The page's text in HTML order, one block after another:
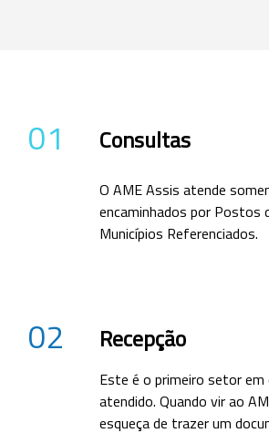
01 Consultas
O AME Assis atende
encaminhados por Postos
Municípios Referenciados.
02 Recepção
Este é o primeiro setor em
atendido. Quando vir ao
esqueça de trazer um